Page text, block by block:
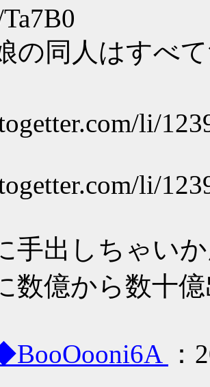
の同人はすべ
li/
li/
手出しちゃい
数億から数十